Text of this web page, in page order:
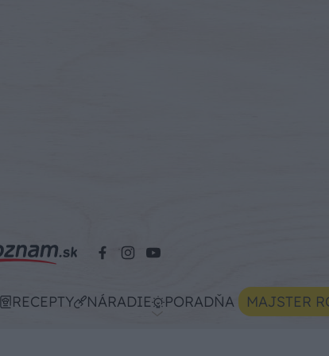
RECEPTY NÁRADIE PORADŇA MAJSTER